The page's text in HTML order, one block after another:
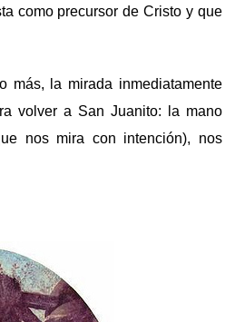
como precursor de Cristo y que
más, la mirada inmediatamente
volver a San Juanito: la mano
nos mira con intención), nos